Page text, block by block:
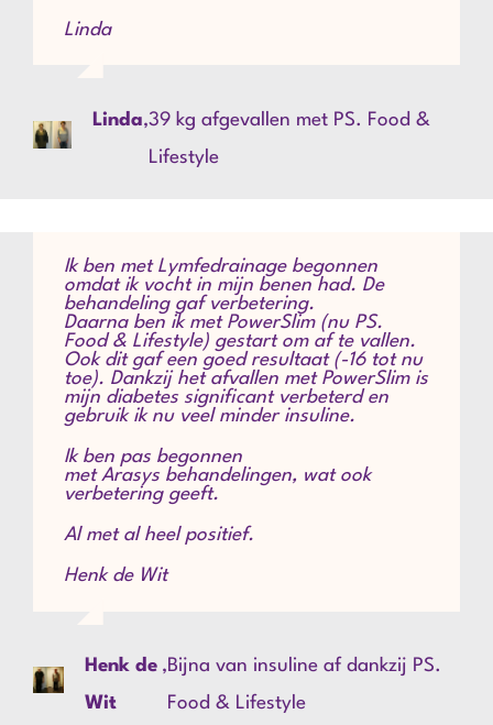
Linda
Linda,39 kg afgevallen met PS. Food &
Lifestyle
Ik ben met Lymfedrainage begonnen
omdat ik vocht in mijn benen had. De
behandeling gaf verbetering.
Daarna ben ik met PowerSlim (nu PS.
Food & Lifestyle) gestart om af te vallen.
Ook dit gaf een goed resultaat (-16 tot nu
toe). Dankzij het afvallen met PowerSlim is
mijn diabetes significant verbeterd en
gebruik ik nu veel minder insuline.
Ik ben pas begonnen
met Arasys behandelingen, wat ook
verbetering geeft.
Al met al heel positief.
Henk de Wit
Henk de
Wit
,Bijna van insuline af dankzij PS.
Food & Lifestyle